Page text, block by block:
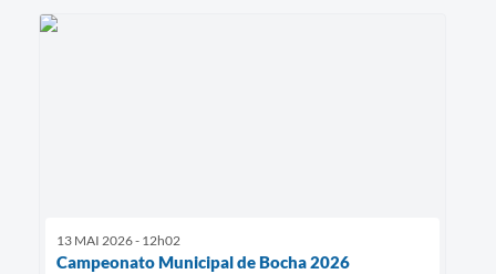
13 MAI 2026 - 12h02
Campeonato Municipal de Bocha 2026